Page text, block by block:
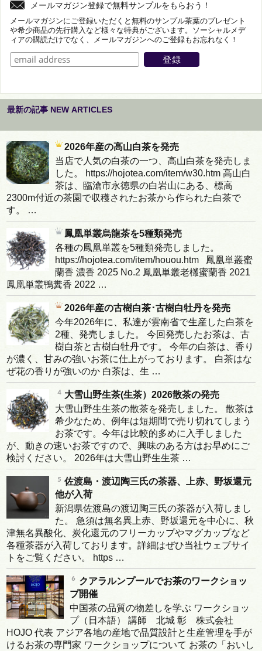
メールマガジン登録で無料サンプルをもらおう！
メールマガジンにご登録いただくと無料のサンプル茶葉のプレゼント
や希少商品の先行購入など様々な特典がございます。ソーシャルメデ
ィアの購読だけでなく、メールマガジンへのご登録もお忘れなく！
最新の記事 NEW ARTICLES
2026年産の高山白茶を発売
当店で人気の白茶の一つ、高山白茶を発売しま
した。 https://hojotea.com/item/w30.htm 高山白
茶は、臨滄市永徳県の白岩山にある、標高
2300m付近の茶園で収穫されたお茶から作られた白茶で
す。 …
鳳凰単叢烏龍茶を5種類発売
各種の鳳凰単叢を5種類発売しました。
https://hojotea.com/item/houou.htm 鳳凰単叢蜜
蘭香 濃香 2025 No.2 鳳凰単叢老欉蜜蘭香 2021
鳳凰単叢鴨糞香 2022 …
2026年産の古樹白茶･古樹白牡丹を発売
今年2026年に、私達が雲南省で生産した白茶を
2種、発売しました。 今回発売したお茶は、古
樹白茶と古樹白牡丹です。 今年の白茶は、香り
が濃く、甘みの強いお茶に仕上がっております。 白茶はな
ぜ花の香りが強いのか 白茶は、生 …
大雪山野生茶(生茶）2026散茶の発売
大雪山野生生茶の散茶を発売しました。 散茶は
希少なため、例年は短期間で売り切れてしまう
お茶です。今年は比較的多めに入手しました
が、動きの速いお茶ですので、興味のある方はお早めにご
検討ください。 2026年は大雪山野生生茶 …
佐渡島・渡辺陶三氏の茶器、上赤、野坂還元
他が入荷
新潟県佐渡島の渡辺陶三氏の茶器が入荷しまし
た。 急須は無名異上赤、野坂還元を中心に、秋
津無名異酸化、炭化還元のフリーカップやマグカップなど
各種茶器が入荷しております。詳細はぜひ当社ウェブサイ
トをご覧ください。 https …
クアラルンプールでお茶のワークショッ
プ開催
中国茶の品質の物差しを学ぶ ワークショッ
プ（日本語） 講師 北城 彰 株式会社
HOJO 代表 アジア各地の産地で品質設計と生産管理を手が
けるお茶の専門家 ワークショップについて お茶の「おいし